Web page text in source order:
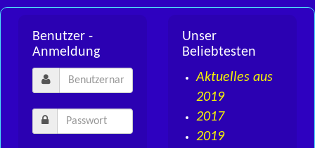
Benutzer -
Anmeldung
Unser
Beliebtesten
Aktuelles aus
2019
2017
2019